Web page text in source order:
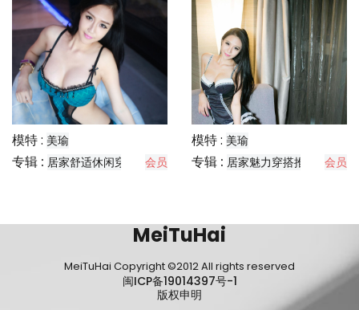
模特 : 美瑜
专辑 : 居家舒适休闲穿搭分享
会员
模特 : 美瑜
专辑 : 居家魅力穿搭推荐 会员
MeiTuHai
MeiTuHai Copyright ©2012 All rights reserved
闽ICP备19014397号-1
版权申明